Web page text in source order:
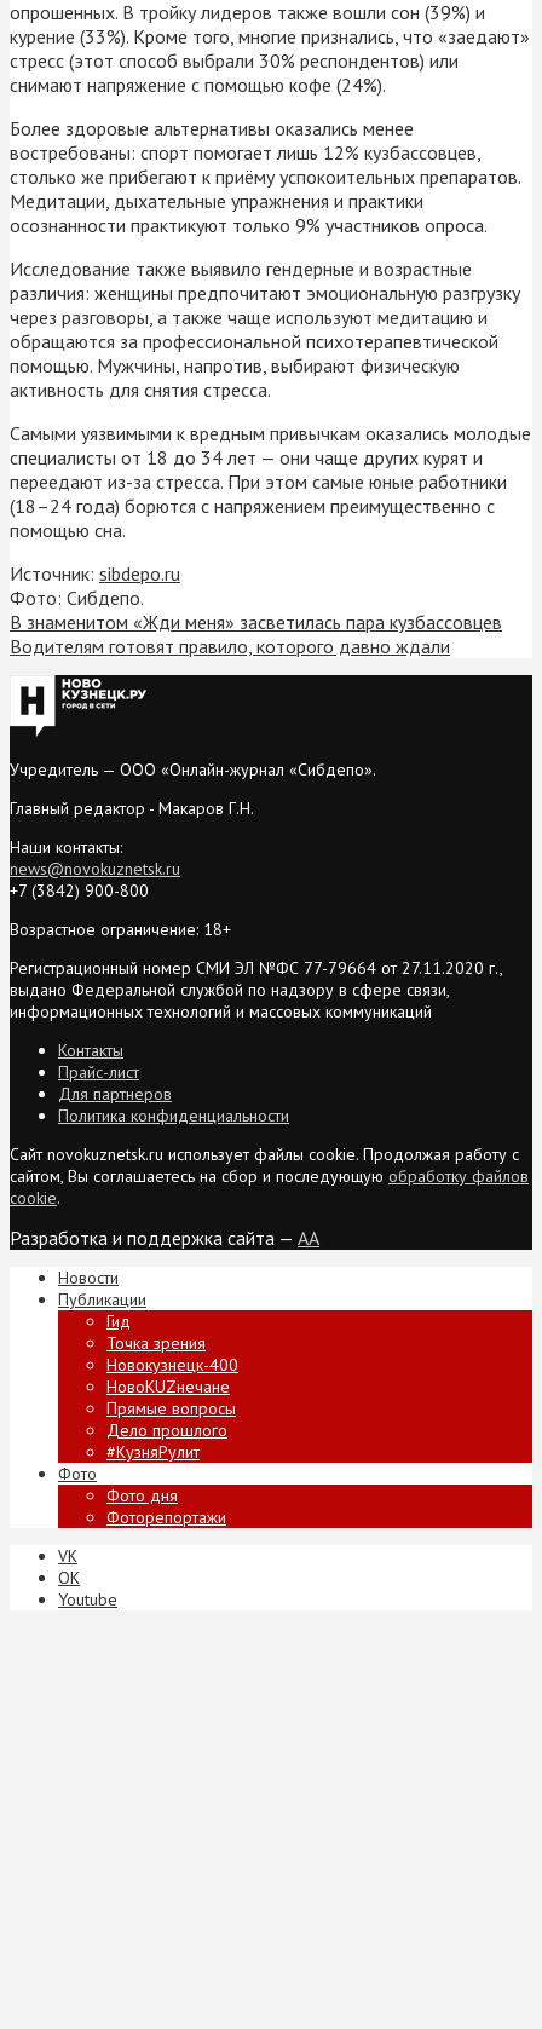
опрошенных. В тройку лидеров также вошли сон (39%) и
курение (33%). Кроме того, многие признались, что «заедают»
стресс (этот способ выбрали 30% респондентов) или
снимают напряжение с помощью кофе (24%).
Более здоровые альтернативы оказались менее
востребованы: спорт помогает лишь 12% кузбассовцев,
столько же прибегают к приёму успокоительных препаратов.
Медитации, дыхательные упражнения и практики
осознанности практикуют только 9% участников опроса.
Исследование также выявило гендерные и возрастные
различия: женщины предпочитают эмоциональную разгрузку
через разговоры, а также чаще используют медитацию и
обращаются за профессиональной психотерапевтической
помощью. Мужчины, напротив, выбирают физическую
активность для снятия стресса.
Самыми уязвимыми к вредным привычкам оказались молодые
специалисты от 18 до 34 лет — они чаще других курят и
переедают из-за стресса. При этом самые юные работники
(18–24 года) борются с напряжением преимущественно с
помощью сна.
Источник: sibdepo.ru
Фото: Сибдепо.
В знаменитом «Жди меня» засветилась пара кузбассовцев
Водителям готовят правило, которого давно ждали
Учредитель — ООО «Онлайн-журнал «Сибдепо».
Главный редактор - Макаров Г.Н.
Наши контакты:
news@novokuznetsk.ru
+7 (3842) 900-800
Возрастное ограничение: 18+
Регистрационный номер СМИ ЭЛ №ФС 77-79664 от 27.11.2020 г.,
выдано Федеральной службой по надзору в сфере связи,
информационных технологий и массовых коммуникаций
Контакты
Прайс-лист
Для партнеров
Политика конфиденциальности
Сайт novokuznetsk.ru использует файлы cookie. Продолжая работу с
сайтом, Вы соглашаетесь на сбор и последующую обработку файлов
cookie.
Разработка и поддержка сайта — AA
Новости
Публикации
Гид
Точка зрения
Новокузнецк-400
НовоKUZнечане
Прямые вопросы
Дело прошлого
#КузняРулит
Фото
Фото дня
Фоторепортажи
VK
ОК
Youtube